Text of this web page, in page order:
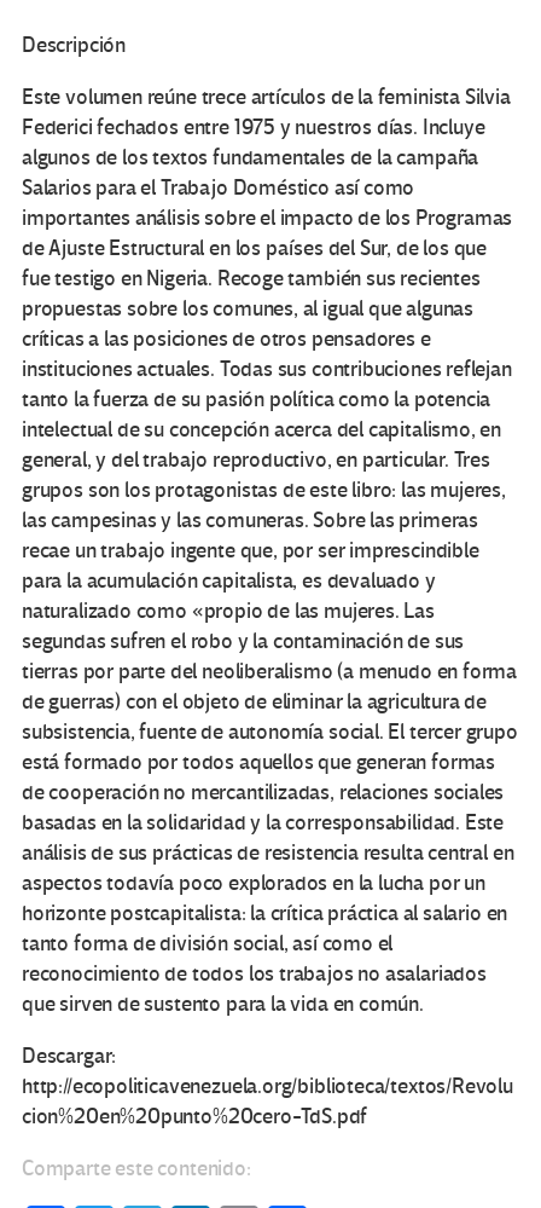
Descripción
Este volumen reúne trece artículos de la feminista Silvia
Federici fechados entre 1975 y nuestros días. Incluye
algunos de los textos fundamentales de la campaña
Salarios para el Trabajo Doméstico así como
importantes análisis sobre el impacto de los Programas
de Ajuste Estructural en los países del Sur, de los que
fue testigo en Nigeria. Recoge también sus recientes
propuestas sobre los comunes, al igual que algunas
críticas a las posiciones de otros pensadores e
instituciones actuales. Todas sus contribuciones reflejan
tanto la fuerza de su pasión política como la potencia
intelectual de su concepción acerca del capitalismo, en
general, y del trabajo reproductivo, en particular. Tres
grupos son los protagonistas de este libro: las mujeres,
las campesinas y las comuneras. Sobre las primeras
recae un trabajo ingente que, por ser imprescindible
para la acumulación capitalista, es devaluado y
naturalizado como «propio de las mujeres. Las
segundas sufren el robo y la contaminación de sus
tierras por parte del neoliberalismo (a menudo en forma
de guerras) con el objeto de eliminar la agricultura de
subsistencia, fuente de autonomía social. El tercer grupo
está formado por todos aquellos que generan formas
de cooperación no mercantilizadas, relaciones sociales
basadas en la solidaridad y la corresponsabilidad. Este
análisis de sus prácticas de resistencia resulta central en
aspectos todavía poco explorados en la lucha por un
horizonte postcapitalista: la crítica práctica al salario en
tanto forma de división social, así como el
reconocimiento de todos los trabajos no asalariados
que sirven de sustento para la vida en común.
Descargar:
http://ecopoliticavenezuela.org/biblioteca/textos/Revolu
cion%20en%20punto%20cero-TdS.pdf
Comparte este contenido: